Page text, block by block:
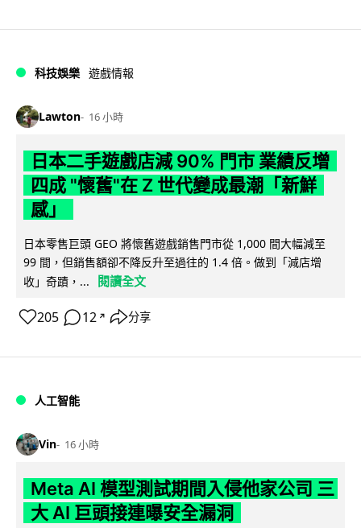
科技娛樂 遊戲情報
Lawton 16 小時
日本二手遊戲店減 90% 門市 業績反增
四成 "懷舊"在 Z 世代變成最潮「新鮮
感」
日本零售巨頭 GEO 將懷舊遊戲銷售門市從 1,000 間大幅減至
99 間，但銷售額卻不降反升至過往的 1.4 倍。做到「減店增
收」奇蹟，...
閱讀全文
205 12 ↗ 分享
人工智能
Vin 16 小時
Meta AI 模型測試期間入侵他家公司 三
大 AI 巨頭接連曝安全漏洞